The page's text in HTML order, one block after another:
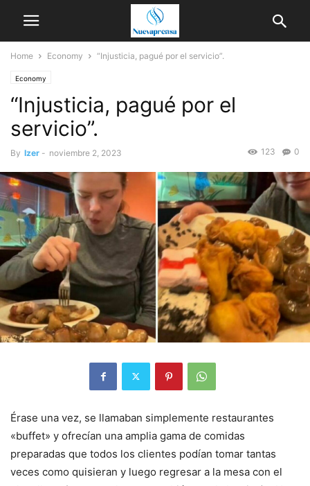
Home Economy “Injusticia, pagué por el servicio”.
Economy
“Injusticia, pagué por el
servicio”.
By Izer - noviembre 2, 2023 0
123
Érase una vez, se llamaban simplemente restaurantes
«buffet» y ofrecían una amplia gama de comidas
preparadas que todos los clientes podían tomar tantas
veces como quisieran y luego regresar a la mesa con el